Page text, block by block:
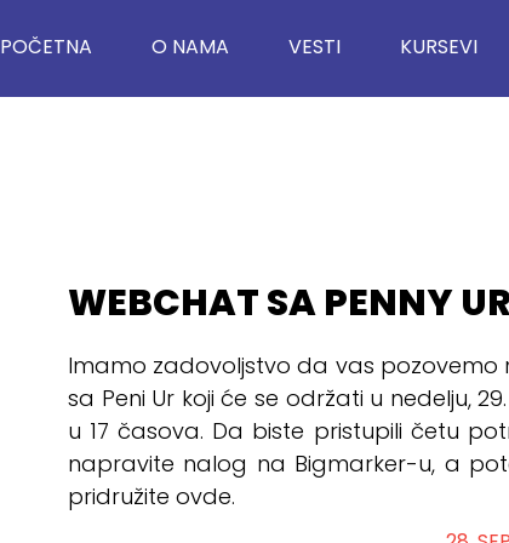
POČETNA O NAMA VESTI KURSEVI
WEBCHAT SA PENNY UR
Imamo zadovoljstvo da vas pozovemo
sa Peni Ur koji će se održati u nedelju,
u 17 časova. Da biste pristupili četu
napravite nalog na Bigmarker-u, a
pridružite ovde.